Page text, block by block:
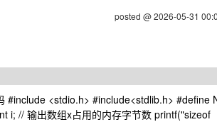
posted @ 2026-05-31
#include <stdio.h> #include<stdlib.h>
i; // 输出数组x占用的内存字节数 printf("sizeof